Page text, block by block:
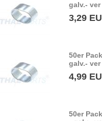
galv.-
3,29
50er
galv.-
4,99
50er